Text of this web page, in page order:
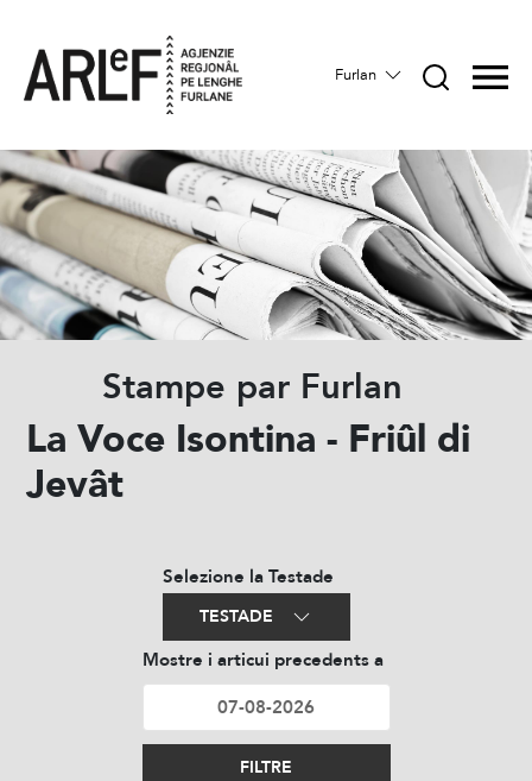
Furlan
Stampe par Furlan
La Voce Isontina - Friûl di
Jevât
Selezione la Testade
TESTADE
Mostre i articui precedents a
FILTRE